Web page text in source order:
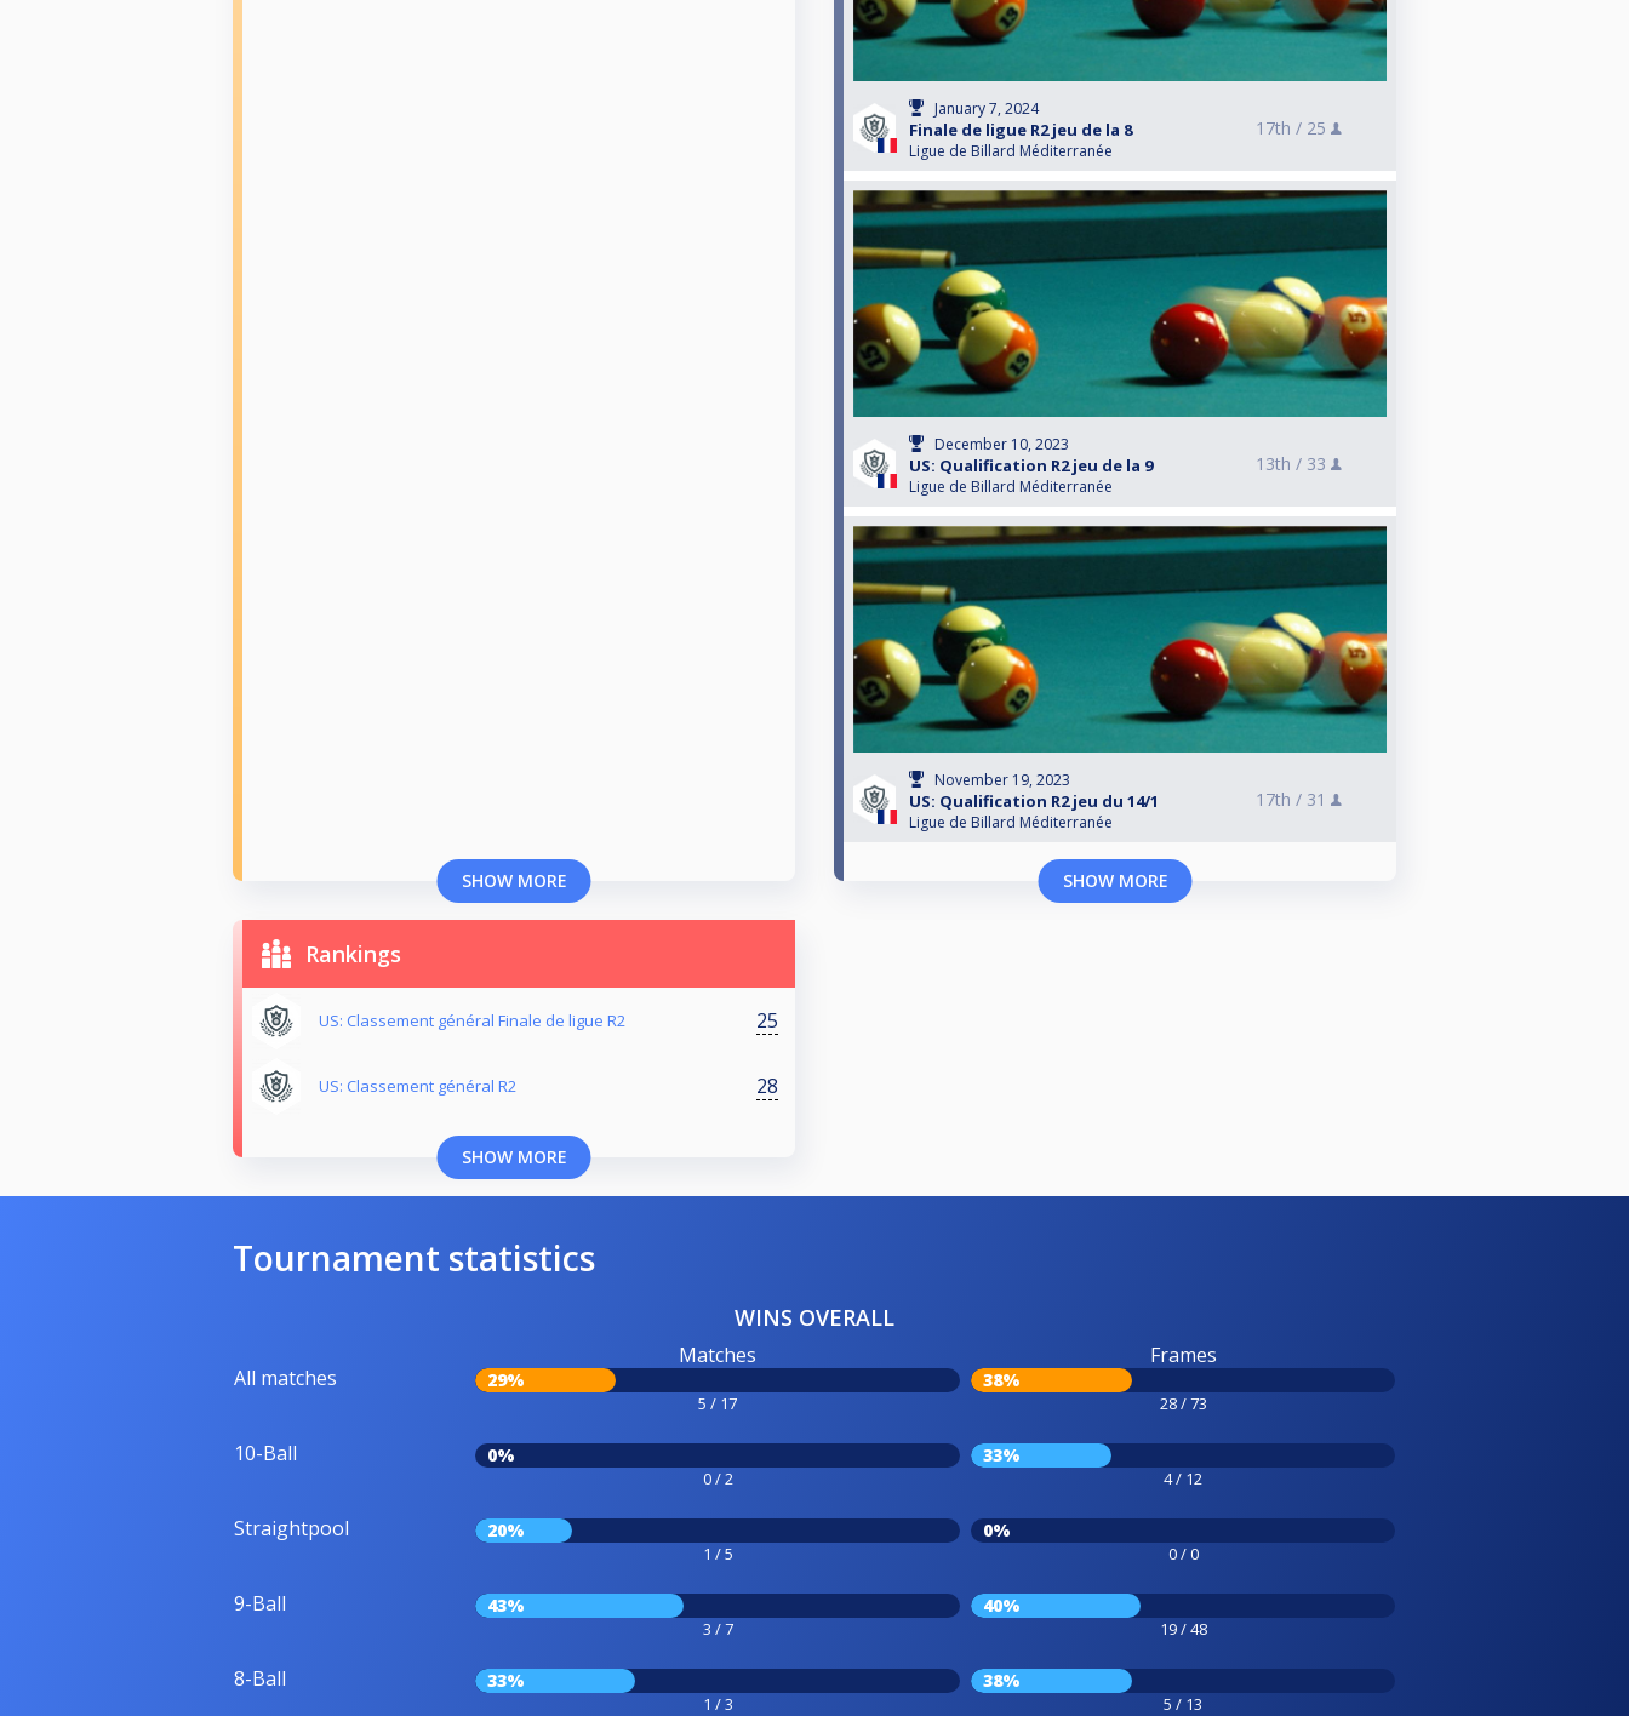
SHOW MORE
January 7, 2024
Finale de ligue R2 jeu de la 8
Ligue de Billard Méditerranée
17th / 25
December 10, 2023
US: Qualification R2 jeu de la 9
Ligue de Billard Méditerranée
13th / 33
November 19, 2023
US: Qualification R2 jeu du 14/1
Ligue de Billard Méditerranée
17th / 31
SHOW MORE
Rankings
US: Classement général Finale de ligue R2 25
US: Classement général R2 28
SHOW MORE
Tournament statistics
WINS OVERALL
All matches
Matches
29%
5 / 17
Frames
38%
28 / 73
10-Ball 0%
0 / 2
33%
4 / 12
Straightpool 20%
1 / 5
0%
0 / 0
9-Ball 43%
3 / 7
40%
19 / 48
8-Ball 33%
1 / 3
38%
5 / 13